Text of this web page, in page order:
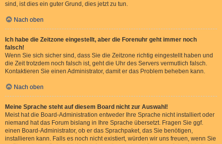
sind, ist dies ein guter Grund, dies jetzt zu tun.
Nach oben
Ich habe die Zeitzone eingestellt, aber die Forenuhr geht immer noch
falsch!
Wenn Sie sich sicher sind, dass Sie die Zeitzone richtig eingestellt haben und
die Zeit trotzdem noch falsch ist, geht die Uhr des Servers vermutlich falsch.
Kontaktieren Sie einen Administrator, damit er das Problem beheben kann.
Nach oben
Meine Sprache steht auf diesem Board nicht zur Auswahl!
Meist hat die Board-Administration entweder Ihre Sprache nicht installiert oder
niemand hat das Forum bislang in Ihre Sprache übersetzt. Fragen Sie ggf.
einen Board-Administrator, ob er das Sprachpaket, das Sie benötigen,
installieren kann. Falls es noch nicht existiert, würden wir uns freuen, wenn Sie